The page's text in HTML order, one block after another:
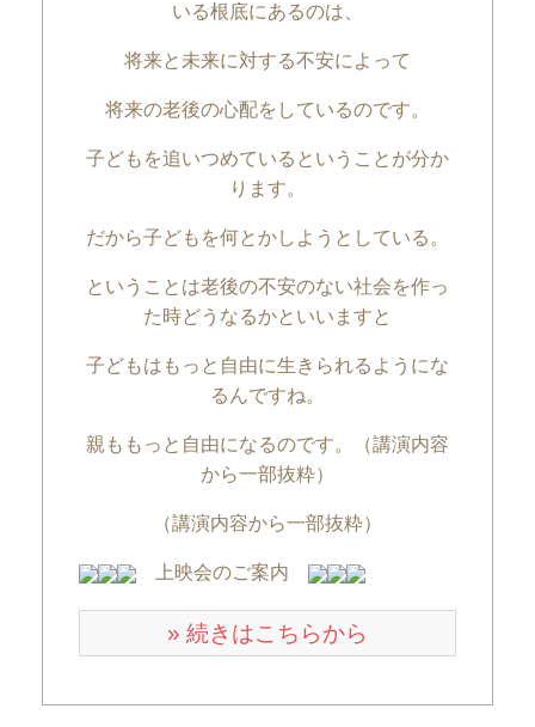
いる根底にあるのは、
将来と未来に対する不安によって
将来の老後の心配をしているのです。
子どもを追いつめているということが分か
ります。
だから子どもを何とかしようとしている。
ということは老後の不安のない社会を作っ
た時どうなるかといいますと
子どもはもっと自由に生きられるようにな
るんですね。
親ももっと自由になるのです。（講演内容
から一部抜粋）
（講演内容から一部抜粋）
上映会のご案内
» 続きはこちらから